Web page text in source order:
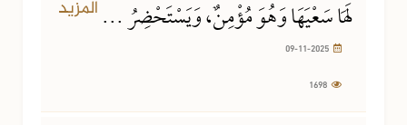
لَهَا سَعْيَهَا وَهُوَ مُؤْمِنٌ، وَيَسْتَحْضِرُ ... المزيد